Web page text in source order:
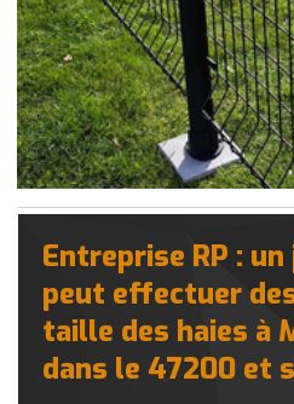
Entreprise RP :
peut effectuer
taille des haies à
dans le 47200 et